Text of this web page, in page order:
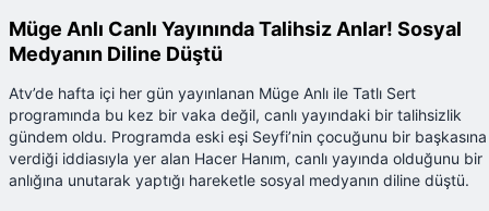
Müge Anlı Canlı Yayınında Talihsiz Anlar! Sosyal
Medyanın Diline Düştü
Atv’de hafta içi her gün yayınlanan Müge Anlı ile Tatlı Sert
programında bu kez bir vaka değil, canlı yayındaki bir talihsizlik
gündem oldu. Programda eski eşi Seyfi’nin çocuğunu bir başkasına
verdiği iddiasıyla yer alan Hacer Hanım, canlı yayında olduğunu bir
anlığına unutarak yaptığı hareketle sosyal medyanın diline düştü.